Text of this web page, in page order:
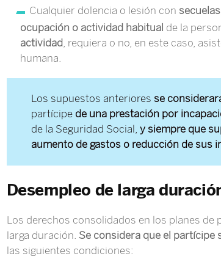
Cualquier dolencia o lesión con
ocupación o actividad habitual de la
actividad , requiera o no, en este caso,
humana.
Los supuestos anteriores se
partícipede una prestación por
de la Seguridad Social, y siempre que
aumento de gastos o reducción de sus
Desempleo de larga
Los derechos consolidados en los planes
larga duración. Se considera que el partícipe
las siguientes condiciones: